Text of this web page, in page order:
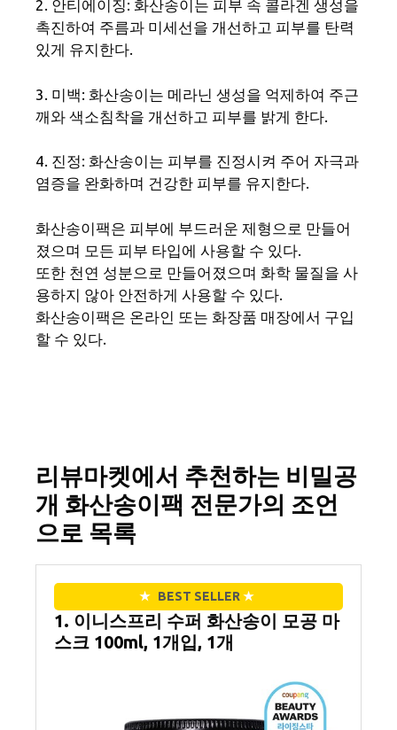
2. 안티에이징: 화산송이는 피부 속 콜라겐 생성을
촉진하여 주름과 미세선을 개선하고 피부를 탄력
있게 유지한다.
3. 미백: 화산송이는 메라닌 생성을 억제하여 주근
깨와 색소침착을 개선하고 피부를 밝게 한다.
4. 진정: 화산송이는 피부를 진정시켜 주어 자극과
염증을 완화하며 건강한 피부를 유지한다.
화산송이팩은 피부에 부드러운 제형으로 만들어
졌으며 모든 피부 타입에 사용할 수 있다.
또한 천연 성분으로 만들어졌으며 화학 물질을 사
용하지 않아 안전하게 사용할 수 있다.
화산송이팩은 온라인 또는 화장품 매장에서 구입
할 수 있다.
리뷰마켓에서 추천하는 비밀공
개 화산송이팩 전문가의 조언
으로 목록
★ BEST SELLER ★
1. 이니스프리 수퍼 화산송이 모공 마
스크 100ml, 1개입, 1개